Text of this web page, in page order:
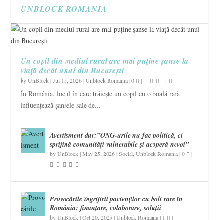
UNBLOCK ROMANIA
Un copil din mediul rural are mai puține șanse la
viață decât unul din București
byUnBlock |Jul 15, 2026|Unblock Romania|0 |
În România, locul în care trăiește un copil cu o boală rară
influențează șansele sale de...
Avertisment dur:”ONG-urile nu fac politică, ci
sprijină comunități vulnerabile și acoperă nevoi”
byUnBlock |May 25, 2026|Social ,Unblock Romania|0 |
Provocările îngrijirii pacienților cu boli rare în
România: finanțare, colaborare, soluții
byUnBlock |Oct 20, 2025 |Unblock Romania| 1 |